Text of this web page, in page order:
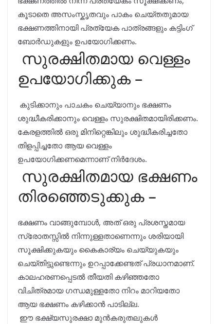
കൂടാതെ അസംസ്കൃതവും പാകം ചെയ്തതുമായ
ഭക്ഷണത്തിനായി പ്രത്യേക പാത്രങ്ങളും കട്ടിംഗ്
ബോർഡുകളും ഉപയോഗിക്കണം.
സുരക്ഷിതമായ വെള്ളം
ഉപയോഗിക്കുക –
കുടിക്കാനും പാചകം ചെയ്യാനും ഭക്ഷണം
ശുദ്ധീകരിക്കാനും വെള്ളം സുരക്ഷിതമായിരിക്കണം.
കേരളത്തിൽ ഒരു മിനിറ്റെങ്കിലും ശുദ്ധീകരിച്ചതോ
തിളപ്പിച്ചതോ ആയ വെള്ളം
ഉപയോഗിക്കണമെന്നാണ് നിർദേശം.
സുരക്ഷിതമായ ഭക്ഷണം
തിരഞ്ഞെടുക്കുക –
ഭക്ഷണം വാങ്ങുമ്പോൾ, അത് ഒരു പ്രശസ്തമായ
സ്രോതസ്സിൽ നിന്നുള്ളതാണെന്നും ശരിയായി
സൂക്ഷിക്കുകയും കൈകാര്യം ചെയ്യുകയും
ചെയ്തിട്ടുണ്ടെന്നും ഉറപ്പാക്കേണ്ടത് പ്രധാനമാണ്.
കാലഹരണപ്പെടൽ തീയതി കഴിഞ്ഞതോ
വിചിത്രമായ ഗന്ധമുള്ളതോ നിറം മാറിയതോ
ആയ ഭക്ഷണം കഴിക്കാൻ പാടില്ല.
ഈ ഭക്ഷ്യസുരക്ഷാ മുൻകരുതലുകൾ